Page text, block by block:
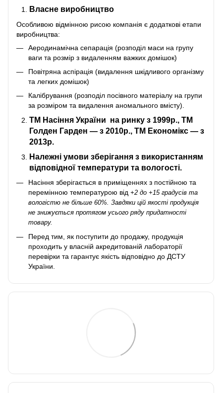
Власне виробництво
Особливою відмінною рисою компанія є додаткові етапи
виробництва:
Аеродинамічна сепарація (розподіл маси на групу
ваги та розмір з видаленням важких домішок)
Повітряна аспірація (видалення шкідливого організму
та легких домішок)
Калібрування (розподіл посівного матеріалу на групи
за розміром та видалення аномального вмісту).
ТМ Насіння України на ринку з 1999р., ТМ
Голден Гарден — з 2010р., ТМ Економікс — з
2013р.
Належні умови зберігання з використанням
відповідної температури та вологості.
Насіння зберігається в приміщеннях з постійною та
перемінною температурою від +2 до +15 градусів та
вологістю не більше 60%. Завдяки цій якості продукція
не знижується протягом усього ряду придатності
товару.
Перед тим, як поступити до продажу, продукція
проходить у власній акредитованій лабораторії
перевірки та гарантує якість відповідно до ДСТУ
України.